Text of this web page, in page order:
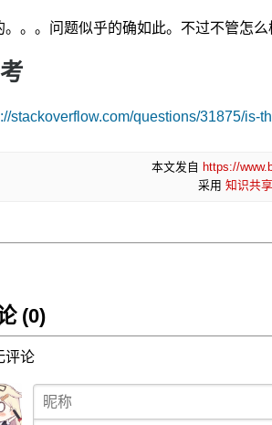
。。。问题似乎的确如此。不过不管怎么
stackoverflow.com/questions/31875/is-
本文发自 https://
采用 知识共
(0)
评论